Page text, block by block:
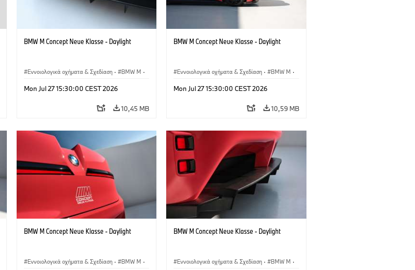
BMW M Concept Neue Klasse - Daylight
Εννοιολογικά οχήματα & Σχεδίαση · BMW M ·
Mon Jul 27 15:30:00 CEST 2026
10,45 MB
BMW M Concept Neue Klasse - Daylight
Εννοιολογικά οχήματα & Σχεδίαση · BMW M ·
Mon Jul 27 15:30:00 CEST 2026
10,59 MB
BMW M Concept Neue Klasse - Daylight
Εννοιολογικά οχήματα & Σχεδίαση · BMW M ·
BMW M Concept Neue Klasse - Daylight
Εννοιολογικά οχήματα & Σχεδίαση · BMW M ·